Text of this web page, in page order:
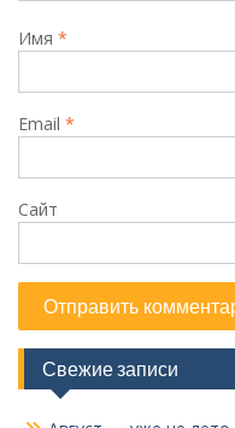
Имя *
Email *
Сайт
Свежие записи